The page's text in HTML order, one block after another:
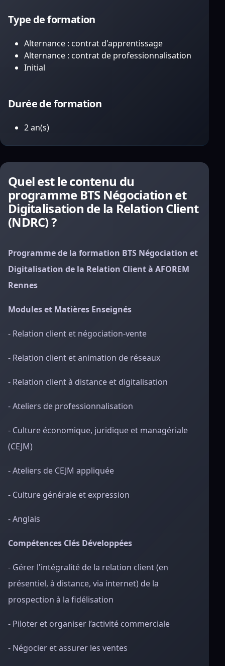
Type de formation
Alternance : contrat d'apprentissage
Alternance : contrat de professionnalisation
Initial
Durée de formation
2 an(s)
Quel est le contenu du
programme BTS Négociation et
Digitalisation de la Relation Client
(NDRC) ?
Programme de la formation BTS Négociation et
Digitalisation de la Relation Client à AFOREM
Rennes
Modules et Matières Enseignés
- Relation client et négociation-vente
- Relation client et animation de réseaux
- Relation client à distance et digitalisation
- Ateliers de professionnalisation
- Culture économique, juridique et managériale
(CEJM)
- Ateliers de CEJM appliquée
- Culture générale et expression
- Anglais
Compétences Clés Développées
- Gérer l'intégralité de la relation client (en
présentiel, à distance, via internet) de la
prospection à la fidélisation
- Piloter et organiser l’activité commerciale
- Négocier et assurer les ventes